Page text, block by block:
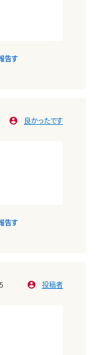
告す
良かったです
告す
投稿者